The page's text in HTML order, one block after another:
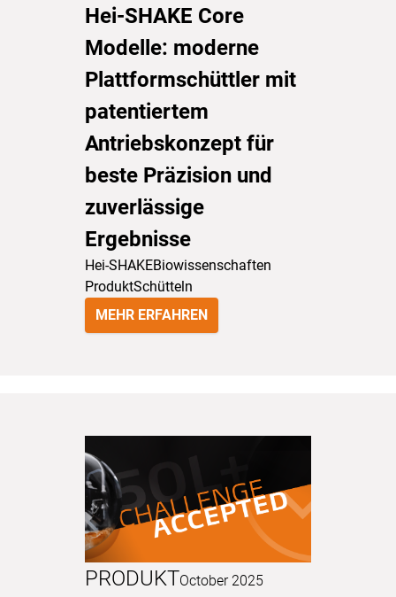
Hei-SHAKE Core
Modelle: moderne
Plattformschüttler mit
patentiertem
Antriebskonzept für
beste Präzision und
zuverlässige
Ergebnisse
Hei-SHAKEBiowissenschaften
ProduktSchütteln
MEHR ERFAHREN
PRODUKTOctober 2025